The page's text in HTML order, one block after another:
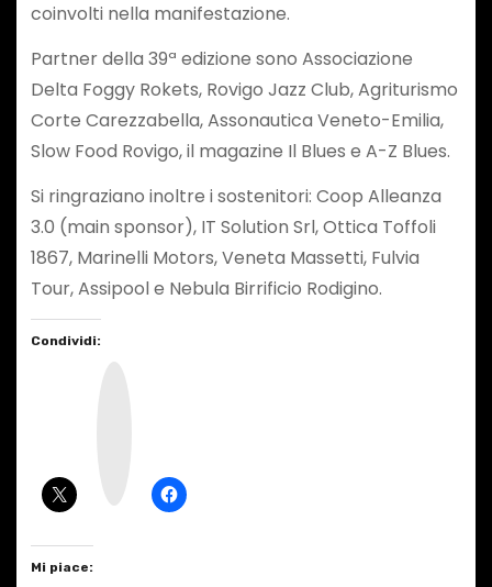
coinvolti nella manifestazione.
Partner della 39ª edizione sono Associazione
Delta Foggy Rokets, Rovigo Jazz Club, Agriturismo
Corte Carezzabella, Assonautica Veneto-Emilia,
Slow Food Rovigo, il magazine Il Blues e A-Z Blues.
Si ringraziano inoltre i sostenitori: Coop Alleanza
3.0 (main sponsor), IT Solution Srl, Ottica Toffoli
1867, Marinelli Motors, Veneta Massetti, Fulvia
Tour, Assipool e Nebula Birrificio Rodigino.
Condividi:
Mi piace: